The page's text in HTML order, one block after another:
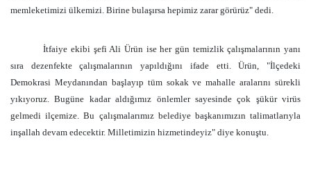
memleketimizi ülkemizi. Birine bulaşırsa hepimiz zarar görürüz" dedi.
İtfaiye ekibi şefi Ali Ürün ise her gün temizlik çalışmalarının yanı
sıra dezenfekte çalışmalarının yapıldığını ifade etti. Ürün, "İlçedeki
Demokrasi Meydanından başlayıp tüm sokak ve mahalle aralarını sürekli
yıkıyoruz. Bugüne kadar aldığımız önlemler sayesinde çok şükür virüs
gelmedi ilçemize. Bu çalışmalarımız belediye başkanımızın talimatlarıyla
inşallah devam edecektir. Milletimizin hizmetindeyiz" diye konuştu.